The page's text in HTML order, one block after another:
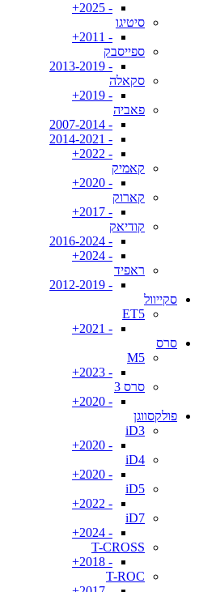
- 2025+
סיטיגו
- 2011+
ספייסבק
- 2013-2019
סקאלה
- 2019+
פאביה
- 2007-2014
- 2014-2021
- 2022+
קאמיק
- 2020+
קארוק
- 2017+
קודיאק
- 2016-2024
- 2024+
ראפיד
- 2012-2019
סקייוול
ET5
- 2021+
סרס
M5
- 2023+
סרס 3
- 2020+
פולקסווגן
iD3
- 2020+
iD4
- 2020+
iD5
- 2022+
iD7
- 2024+
T-CROSS
- 2018+
T-ROC